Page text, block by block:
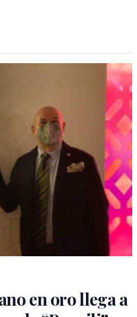
en oro llega a